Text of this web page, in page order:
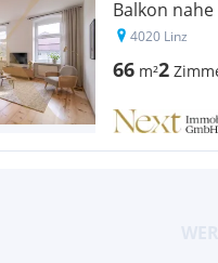
Balkon
4020 Linz
66 m²2